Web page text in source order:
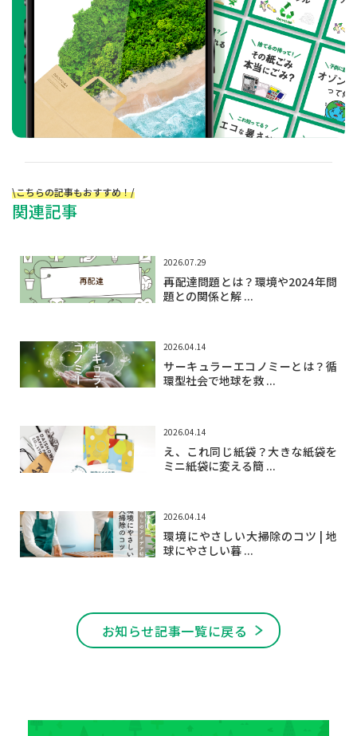
\こちらの記事もおすすめ！/
関連記事
2026.07.29
再配達問題とは？環境や2024年問
題との関係と解 ...
2026.04.14
サーキュラーエコノミーとは？循
環型社会で地球を救 ...
2026.04.14
え、これ同じ紙袋？大きな紙袋を
ミニ紙袋に変える簡 ...
2026.04.14
環境にやさしい大掃除のコツ | 地
球にやさしい暮 ...
お知らせ記事一覧に戻る